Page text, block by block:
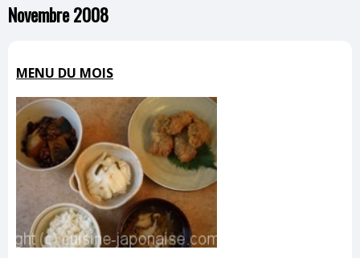
Novembre 2008
MENU DU MOIS